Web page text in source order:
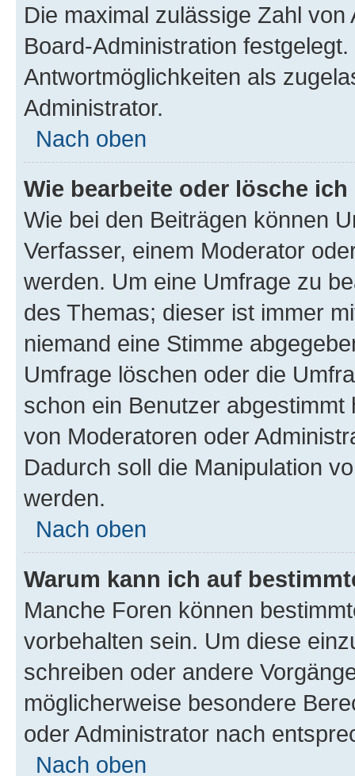
Die maximal zulässige Zahl
Board-Administration
Antwortmöglichkeiten als
Administrator.
Nach oben
Wie bearbeite oder lösche
Wie bei den Beiträgen können
Verfasser, einem Moderator
werden. Um eine Umfrage zu
des Themas; dieser ist immer
niemand eine Stimme
Umfrage löschen oder die
schon ein Benutzer
von Moderatoren oder
Dadurch soll die Manipulation
werden.
Nach oben
Warum kann ich auf
Manche Foren können
vorbehalten sein. Um diese
schreiben oder andere
möglicherweise besondere
oder Administrator nach
Nach oben